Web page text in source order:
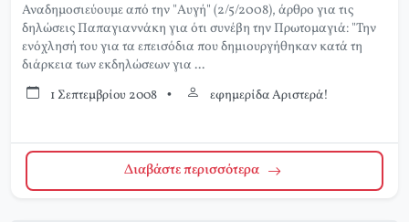
Αναδημοσιεύουμε από την "Αυγή" (2/5/2008), άρθρο για τις
δηλώσεις Παπαγιαννάκη για ότι συνέβη την Πρωτομαγιά: "Την
ενόχλησή του για τα επεισόδια που δημιουργήθηκαν κατά τη
διάρκεια των εκδηλώσεων για ...
1 Σεπτεμβρίου 2008 • εφημερίδα Αριστερά!
Διαβάστε περισσότερα